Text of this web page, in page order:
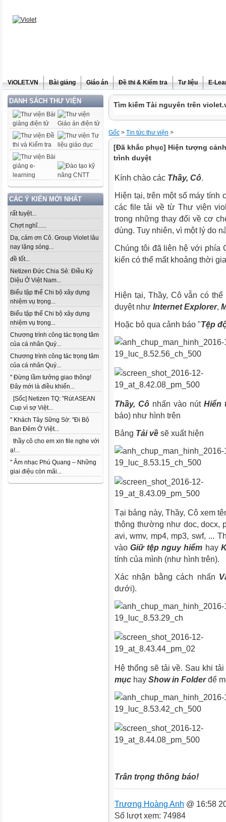
ViOLET.VN Bài giảng Giáo án Đề thi & Kiểm tra Tư liệu E-
DANH SÁCH THƯ VIỆN
CÁC Ý KIẾN MỚI NHẤT
rất tuyệt...
Chợt nghĩ......
Dạ, cảm ơn Cô. Group Violet lâu
nay lặng sóng...
đề tốt...
Netizen Đức Chia Sẻ: Điều Kỳ
Diệu Ở Việt Nam...
Biểu tập thể Chi bộ xây dựng
nhiệm vụ trọng...
Biểu tập thể Chi bộ xây dựng
nhiệm vụ trọng...
Chương trình công tác trọng tâm
của cá nhân Quý...
Chương trình công tác trọng tâm
của cá nhân Quý...
" Đừng lầm tưởng giao thông!
Đây mới là điều khiến...
[Sốc] Netizen TQ: "Rút ASEAN
Cup vì sợ Việt...
" Khách Tây Sững Sờ: "Đi Bộ
Ban Đêm Ở Việt...
thầy cô cho em xin file nghe với
ạ!...
" Âm nhạc Phú Quang – Những
giai điệu còn mãi...
Tìm kiếm Tài nguyên trên
Gốc > Tin tức thư viện >
[Đã khắc phục] Hiện tượng
trình duyệt
Kính chào các Thầy, Cô.
Hiện tại, trên một số máy tính
các file tải về từ Thư viện
trong những thay đổi về cơ
dùng. Tuy nhiên, vì một lý do
Chúng tôi đã liên hệ với phía
kiến có thể mất khoảng thời
Hiện tại, Thầy, Cô vẫn có
duyệt như Internet Explorer,
Hoặc bỏ qua cảnh báo "Tệp
Thầy, Cô nhấn vào nút Hiển
báo) như hình trên
Bảng Tải về sẽ xuất hiện
Tại bảng này, Thầy, Cô xem
thông thường như doc, docx,
avi, wmv, mp4, mp3, swf, ...
vàoGiữ tệp nguy hiểm hay
tính của mình (như hình trên).
Xác nhận bằng cách nhấn
dưới).
Hệ thống sẽ tải về. Sau khi
mục hay Show in Folderđể
Trân trọng thông báo!
Trương Hoàng Anh @ 16:58
Số lượt xem: 74984